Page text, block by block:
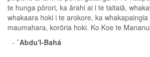
te hunga pōrori, ka ārahi ai i te taitaiā,
whakaara hoki i te arokore, ka
maumahara, korōria hoki. Ko Koe te
- `Abdu'l-Bahá